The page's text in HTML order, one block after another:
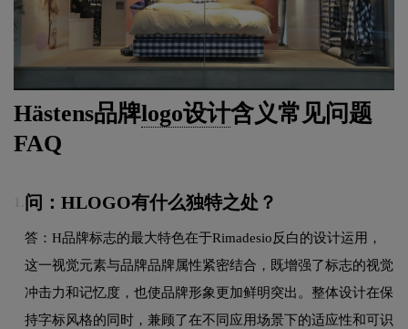
Hästens品牌logo设计含义常见问题
FAQ
问：HLOGO有什么独特之处？
答：H品牌标志的最大特色在于Rimadesio反白的设计运用，
这一视觉元素与品牌品牌属性紧密结合，既增强了标志的视觉
冲击力和记忆度，也使品牌形象更加鲜明突出。整体设计在保
持字标风格的同时，兼顾了在不同应用场景下的适应性和可识